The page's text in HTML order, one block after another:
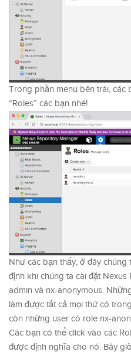
Trong phần menu bên trái, các
“Roles” các bạn nhé!
Như các bạn thấy, ở đây
định khi chúng ta cài đặt
admin và nx-anonymous.
làm được tất cả mọi thứ có
còn những user có role nx-
Các bạn có thể click vào các
được định nghĩa cho nó. Bây